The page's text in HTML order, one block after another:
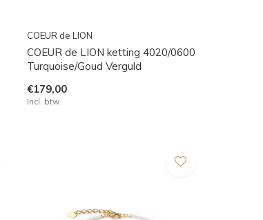
COEUR de LION
COEUR de LION ketting 4020/0600
Turquoise/Goud Verguld
€179,00
Incl. btw